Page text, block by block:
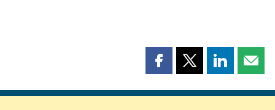
Partager
page
Partager
page
Partager
page page